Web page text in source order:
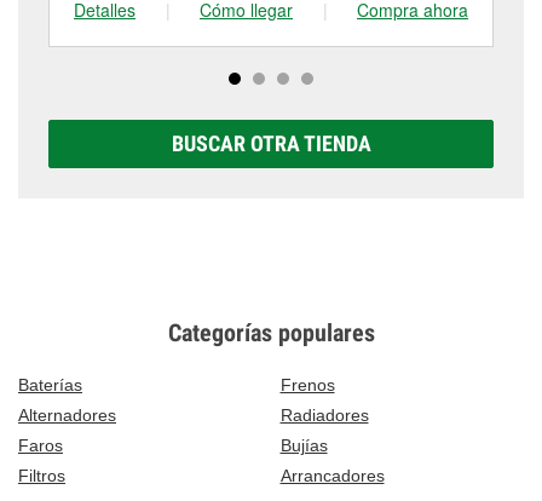
Detalles
| Cómo llegar | Compra ahora
BUSCAR OTRA TIENDA
Categorías populares
Baterías
Frenos
Alternadores
Radiadores
Faros
Bujías
Filtros
Arrancadores